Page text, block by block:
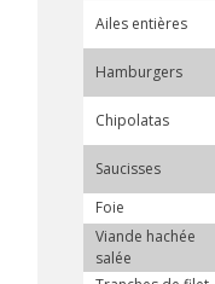
Ailes entières
Hamburgers
Chipolatas
Saucisses
Foie
Viande hachée
salée